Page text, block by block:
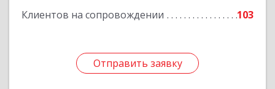
Клиентов на сопровождении 103
Отправить заявку
Отправить заявку